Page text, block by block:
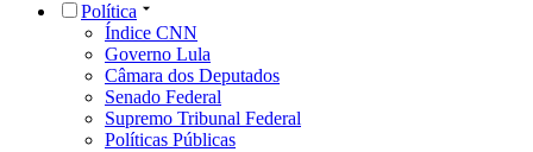
Política
Índice CNN
Governo Lula
Câmara dos Deputados
Senado Federal
Supremo Tribunal Federal
Políticas Públicas